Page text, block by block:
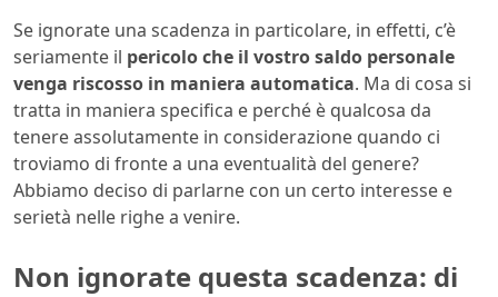
Se ignorate una scadenza in particolare, in effetti, c’è
seriamente il pericolo che il vostro saldo personale
venga riscosso in maniera automatica. Ma di cosa si
tratta in maniera specifica e perché è qualcosa da
tenere assolutamente in considerazione quando ci
troviamo di fronte a una eventualità del genere?
Abbiamo deciso di parlarne con un certo interesse e
serietà nelle righe a venire.
Non ignorate questa scadenza: di